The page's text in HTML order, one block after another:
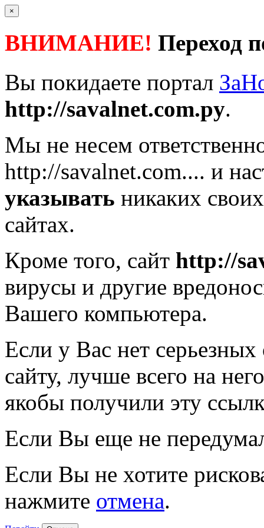
×
ВНИМАНИЕ! Переход
Вы покидаете портал
http://savalnet.com.py.
Мы не несем
http://savalnet.com.... и
указывать никаких
сайтах.
Кроме того, сайт http://
вирусы и другие
Вашего компьютера.
Если у Вас нет
сайту, лучше всего на
якобы получили эту
Если Вы еще не
Если Вы не хотите
нажмите отмена.